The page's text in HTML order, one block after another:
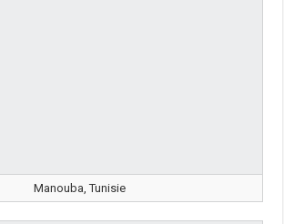
Manouba, Tunisie